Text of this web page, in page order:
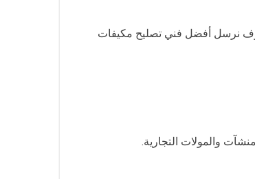
نرسل أفضل فني تصليح مكيفات
والمولات التجارية.